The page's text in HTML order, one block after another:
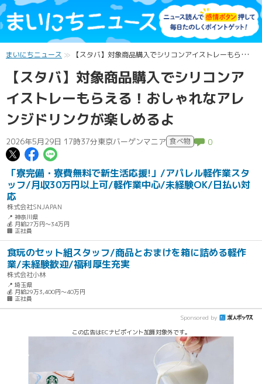
まいにちニュース 【スタバ】対象商品購入でシリコンアイストレーもらえる！おしゃれなアレンジドリンクが楽しめるよ
【スタバ】対象商品購入でシリコンア
イストレーもらえる！おしゃれなアレ
ンジドリンクが楽しめるよ
2026年5月29日 17時37分東京バーゲンマニア 食べ物 0
この記事についてポスト
この記事についてFacebookでシェ
「寮完備・寮費無料で新生活応援!」/アパレル軽作業スタ
ッフ/月収30万円以上可/軽作業中心/未経験OK/日払い対
応
株式会社SNJAPAN
📍 神奈川県
💰 月給27万円～34万円
🏢 正社員
食玩のセット組スタッフ/商品とおまけを箱に詰める軽作
業/未経験歓迎/福利厚生充実
株式会社小林
📍 埼玉県
💰 月給29万3,400円～40万円
🏢 正社員
Sponsored by
この広告はECナビポイント加算対象外です。